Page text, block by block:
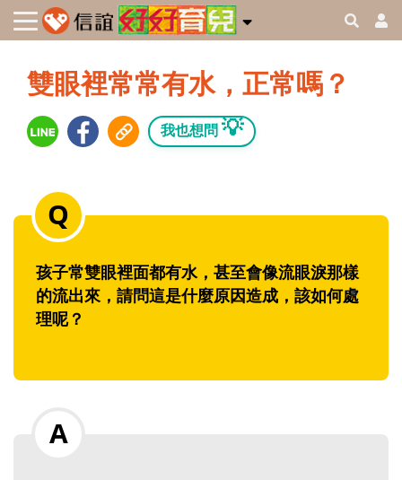
雙眼裡常常有水，正常嗎？
我也想問 💡
孩子常雙眼裡面都有水，甚至會像流眼淚那樣
的流出來，請問這是什麼原因造成，該如何處
理呢？